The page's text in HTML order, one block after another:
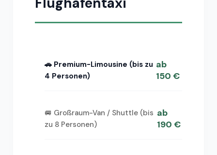
🚗 Premium-Limousine (bis zu
4 Personen)
ab
150 €
🚐 Großraum-Van / Shuttle (bis
zu 8 Personen)
ab
190 €